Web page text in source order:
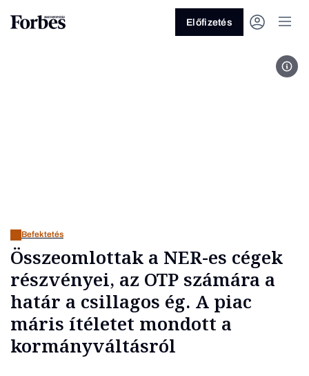
Előfizetés
Befektetés
Összeomlottak a NER-es cégek
részvényei, az OTP számára a
határ a csillagos ég. A piac
máris ítéletet mondott a
kormányváltásról